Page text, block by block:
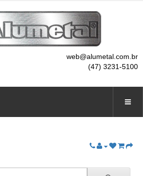
web@alumetal.com.br
(47) 3231-5100